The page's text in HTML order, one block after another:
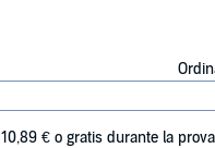
10,89 € o gratis durante la